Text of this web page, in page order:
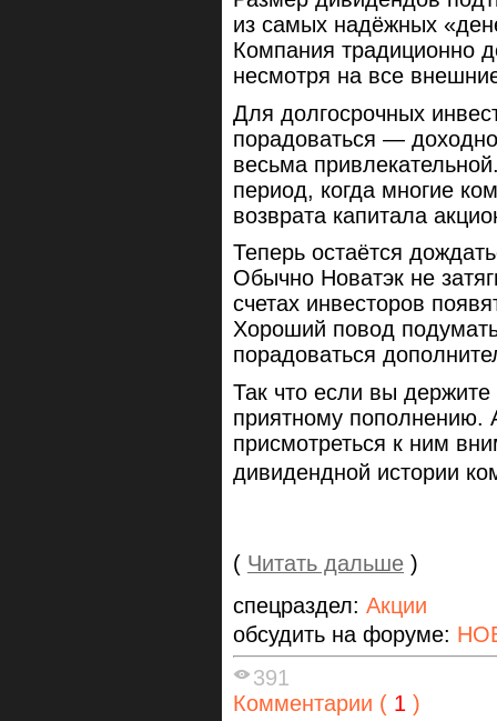
из самых надёжных
Компания традиционно
несмотря на все
Для долгосрочных
порадоваться —
весьма
период, когда многие
возврата капитала
Теперь остаётся
Обычно Новатэк не
счетах инвесторов
Хороший повод
порадоваться
Так что если вы
приятному пополнению.
присмотреться к ним
дивидендной истории
( Читать дальше )
спецраздел: Акции
обсудить на форуме:
391
Комментарии ( 1 )